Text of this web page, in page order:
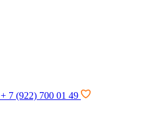
+ 7 (922) 700 01 49